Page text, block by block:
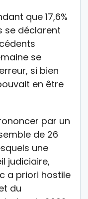
que 17,6%
se déclarent
se
si bien
en être
par un
de 26
une
judiciaire,
a priori hostile
du